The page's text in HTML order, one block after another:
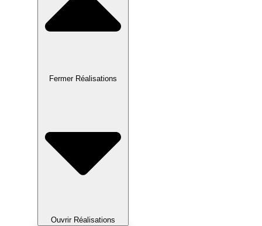
Fermer Réalisations
Ouvrir Réalisations